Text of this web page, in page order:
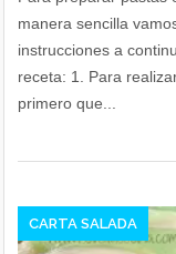
manera sencilla
instrucciones a
receta: 1. Para
primero que...
CARTA SALADA